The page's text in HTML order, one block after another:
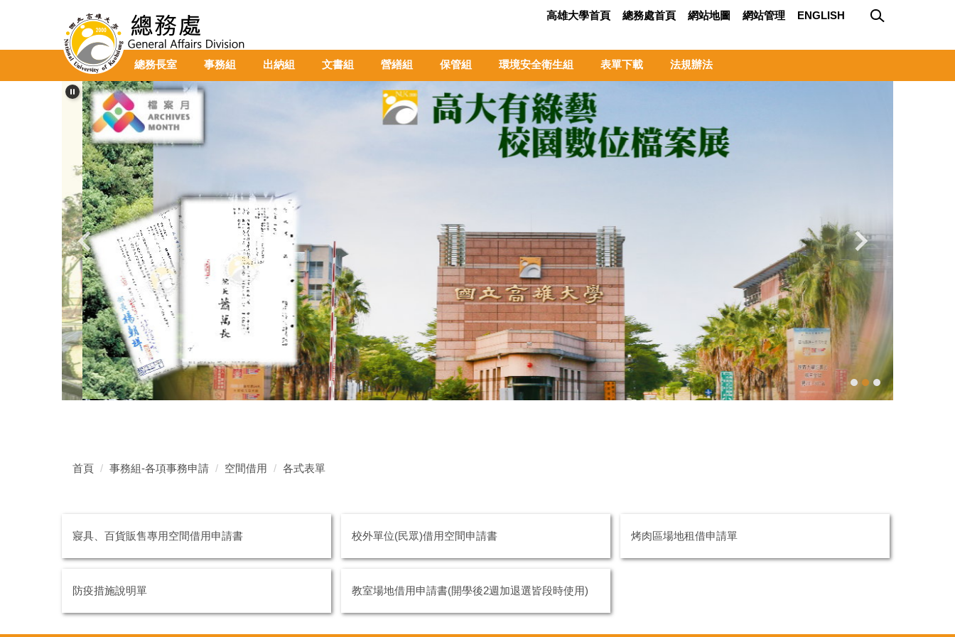
總務長室 事務組 出納組 文書組 營繕組 保管組 環境安全衛生組 表單下載 法規辦法
高雄大學首頁 總務處首頁 網站地圖 網站管理 ENGLISH
首頁 事務組-各項事務申請 空間借用 各式表單
寢具、百貨販售專用空間借用申請書 校外單位(民眾)借用空間申請書 烤肉區場地租借申請單
防疫措施說明單 教室場地借用申請書(開學後2週加退選皆段時使用)